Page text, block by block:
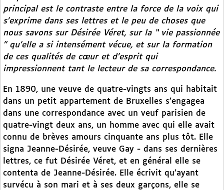
principal est le contraste entre la force de la voix qui
s’exprime dans ses lettres et le peu de choses que
nous savons sur Désirée Véret, sur la “ vie passionnée
” qu’elle a si intensément vécue, et sur la formation
de ces qualités de cœur et d’esprit qui
impressionnent tant le lecteur de sa correspondance.
En 1890, une veuve de quatre-vingts ans qui habitait
dans un petit appartement de Bruxelles s’engagea
dans une correspondance avec un veuf parisien de
quatre-vingt deux ans, un homme avec qui elle avait
connu de brèves amours cinquante ans plus tôt. Elle
signa Jeanne-Désirée, veuve Gay - dans ses dernières
lettres, ce fut Désirée Véret, et en général elle se
contenta de Jeanne-Désirée. Elle écrivit qu’ayant
survécu à son mari et à ses deux garçons, elle se